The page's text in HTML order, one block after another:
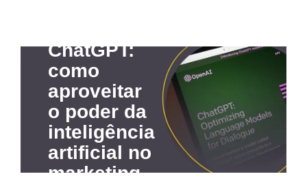
ChatGPT:
como
aproveitar
o poder da
inteligência
artificial ​​no
marketing